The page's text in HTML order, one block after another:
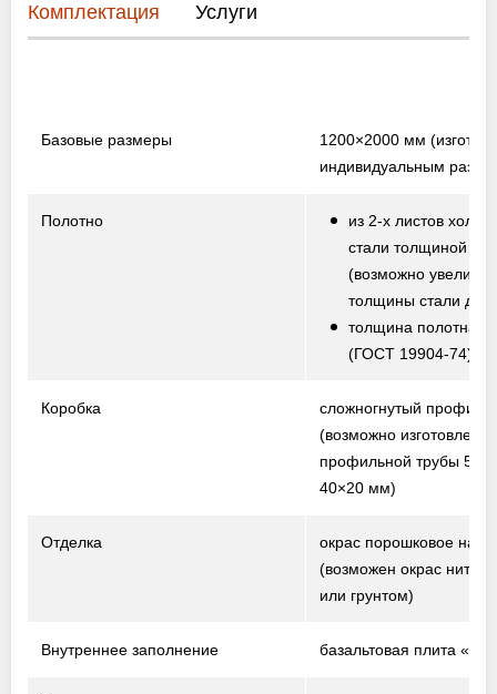
Комплектация Услуги
Базовые размеры 1200×2000 мм
индивидуальным
Полотно
из 2-х листов
стали толщиной
(возможно
толщины стали до
толщина полотна
(ГОСТ 19904-74)
Коробка
сложногнутый профиль
(возможно
профильной трубы
40×20 мм)
Отделка
окрас порошковое
(возможен окрас
или грунтом)
Внутреннее заполнение базальтовая плита